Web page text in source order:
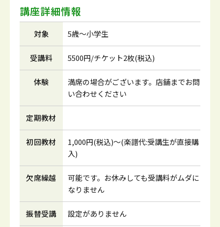
講座詳細情報
対象 5歳～小学生
受講料 5500円/チケット2枚(税込)
体験
満席の場合がございます。店舗までお問
い合わせください
定期教材
初回教材
1,000円(税込)～(楽譜代:受講生が直接購
入)
欠席繰越
可能です。お休みしても受講料がムダに
なりません
振替受講 設定がありません